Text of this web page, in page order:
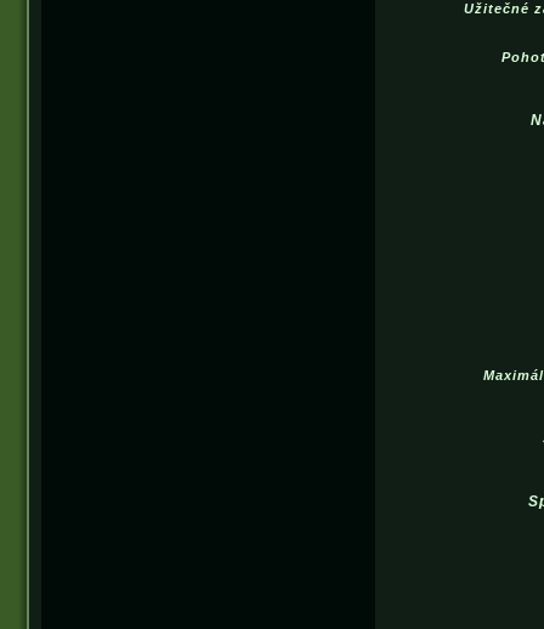
Užitečné